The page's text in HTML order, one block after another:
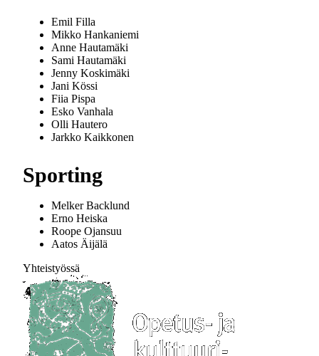
Emil Filla
Mikko Hankaniemi
Anne Hautamäki
Sami Hautamäki
Jenny Koskimäki
Jani Kössi
Fiia Pispa
Esko Vanhala
Olli Hautero
Jarkko Kaikkonen
Sporting
Melker Backlund
Erno Heiska
Roope Ojansuu
Aatos Äijälä
Yhteistyössä